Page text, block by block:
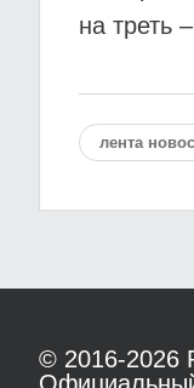
на треть
лента
© 2016-2026